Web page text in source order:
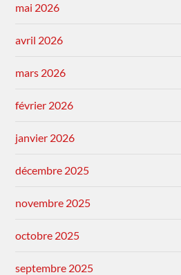
mai 2026
avril 2026
mars 2026
février 2026
janvier 2026
décembre 2025
novembre 2025
octobre 2025
septembre 2025